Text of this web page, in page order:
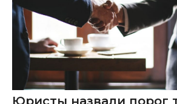
Юристы назвали порог